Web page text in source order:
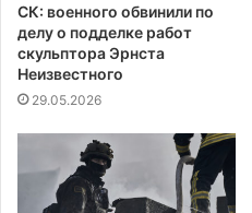
СК: военного обвинили по
делу о подделке работ
скульптора Эрнста
Неизвестного
29.05.2026